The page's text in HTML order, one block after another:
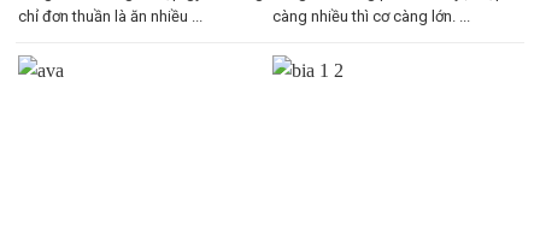
chỉ đơn thuần là ăn nhiều ...
càng nhiều thì cơ càng lớn. ...